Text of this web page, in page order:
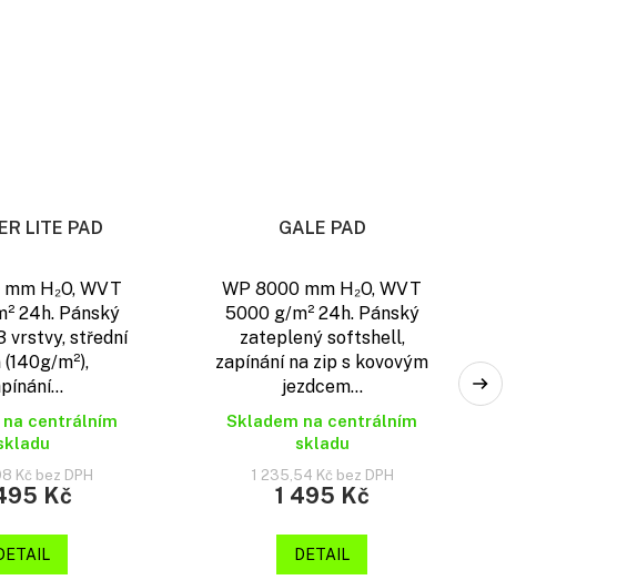
LITE PAD
H₂O, WVT
24h. Pánský
vrstvy, střední
m²),
centrálním
Kč bez DPH
Kč
GALE PAD
WP 8000 mm H₂O, WVT
5000 g/m² 24h. Pánský
zateplený softshell,
zapínání na zip s kovovým
jezdcem...
Skladem na centrálním
skladu
1 235,54 Kč bez DPH
1 495 Kč
DETAIL